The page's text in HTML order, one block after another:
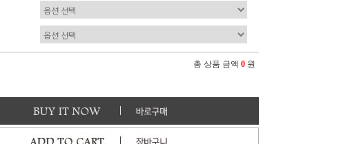
총 상품 금액 0 원